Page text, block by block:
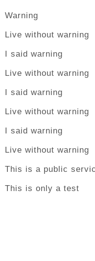
Warning
Live without warning
I said warning
Live without warning
I said warning
Live without warning
I said warning
Live without warning
This is a public
This is only a test